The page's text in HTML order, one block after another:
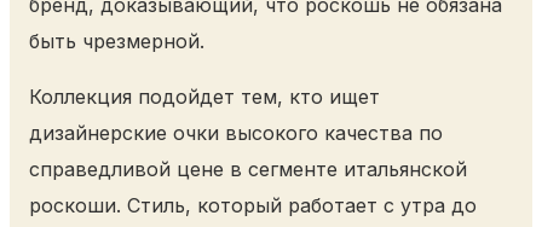
быть чрезмерной.
Коллекция подойдет тем, кто ищет
дизайнерские очки высокого качества по
справедливой цене в сегменте итальянской
роскоши. Стиль, который работает с утра до